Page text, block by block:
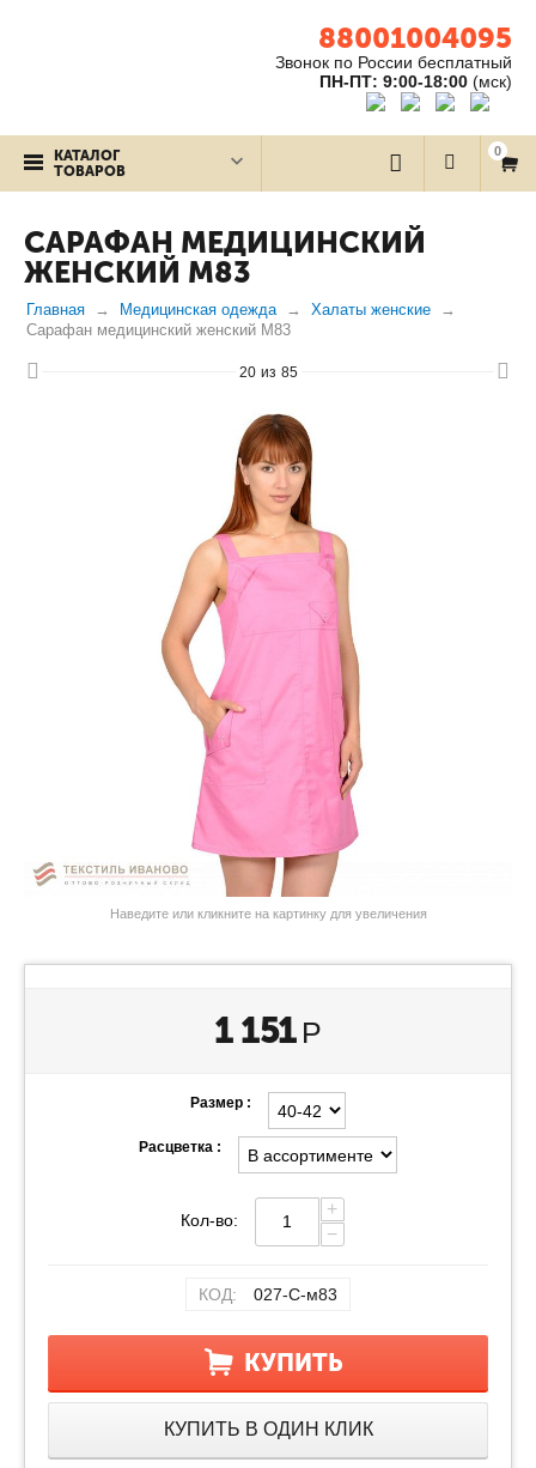
88001004095
Звонок по России бесплатный
ПН-ПТ: 9:00-18:00 (мск)
КАТАЛОГ
ТОВАРОВ
0
САРАФАН МЕДИЦИНСКИЙ
ЖЕНСКИЙ М83
Главная Медицинская одежда
Халаты женские
Сарафан медицинский женский М83
20 из 85
Наведите или кликните на картинку для увеличения
1 151 Р
Размер :
Расцветка :
Кол-во:
+
−
КОД: 027-С-м83
КУПИТЬ
КУПИТЬ В ОДИН КЛИК